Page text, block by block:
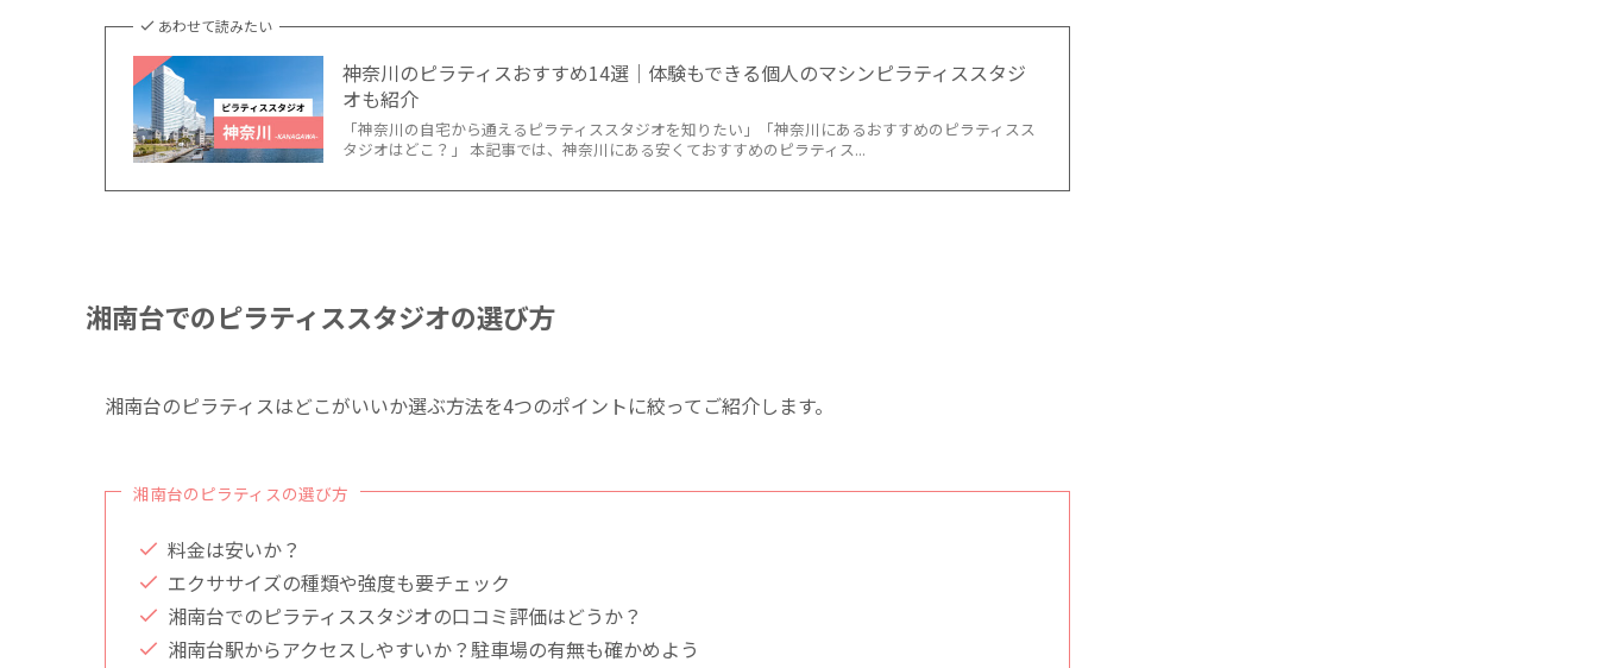
あわせて読みたい
神奈川のピラティスおすすめ14選｜体験もできる個人のマシンピラティススタジ
オも紹介
「神奈川の自宅から通えるピラティススタジオを知りたい」「神奈川にあるおすすめのピラティスス
タジオはどこ？」 本記事では、神奈川にある安くておすすめのピラティス...
湘南台でのピラティススタジオの選び方
湘南台のピラティスはどこがいいか選ぶ方法を4つのポイントに絞ってご紹介します。
湘南台のピラティスの選び方
料金は安いか？
エクササイズの種類や強度も要チェック
湘南台でのピラティススタジオの口コミ評価はどうか？
湘南台駅からアクセスしやすいか？駐車場の有無も確かめよう